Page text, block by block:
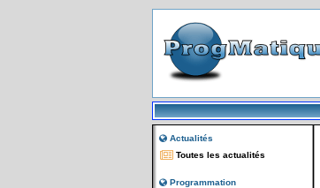
Actualités
Toutes les actualités
Programmation